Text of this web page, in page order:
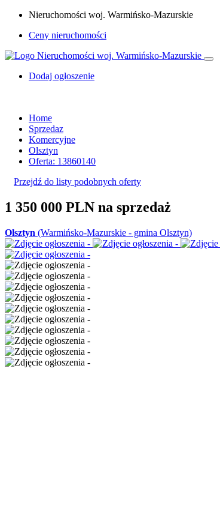
Nieruchomości woj. Warmińsko-Mazurskie
Ceny nieruchomości
Dodaj ogłoszenie
Home
Sprzedaz
Komercyjne
Olsztyn
Oferta: 13860140
Przejdź do listy podobnych oferty
1 350 000 PLN na sprzedaż
Olsztyn (Warmińsko-Mazurskie - gmina Olsztyn)